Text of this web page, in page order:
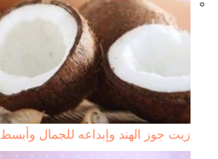
زيت جوز الهند وإبداعه للجمال وأبسط 4 طرق لإستخدامه